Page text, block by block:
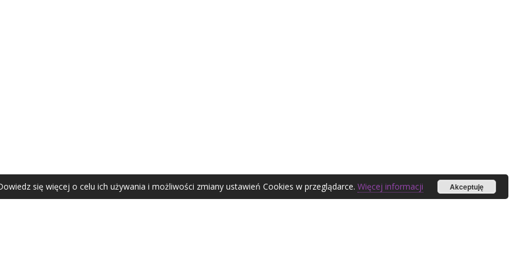
Agata Zubel © 2021
się więcej o celu ich używania i możliwości zmiany ustawień Cookies w przeglądarce. Więcej informacji Akceptuję